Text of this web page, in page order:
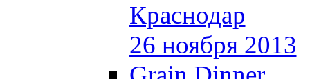
Краснодар
26 ноября 2013